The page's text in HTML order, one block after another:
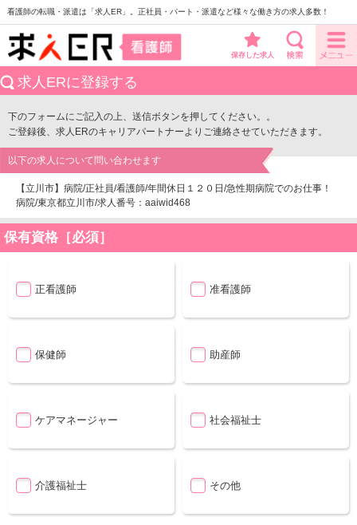
看護師の転職・派遣は「求人ER」。正社員・パート・派遣など様々な働き方の求人多数！
保存した求人
求人ERに登録する
下のフォームにご記入の上、送信ボタンを押してください。。
ご登録後、求人ERのキャリアパートナーよりご連絡させていただきます。
以下の求人について問い合わせます
【立川市】病院/正社員/看護師/年間休日１２０日/急性期病院でのお仕事！
病院/東京都立川市/求人番号：aaiwid468
保有資格［必須］
正看護師 准看護師
保健師 助産師
ケアマネージャー 社会福祉士
介護福祉士 その他